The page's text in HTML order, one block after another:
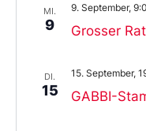
MI.
9 Grosser Rat
9. September,
DI.
15 GABBI-
15. September,